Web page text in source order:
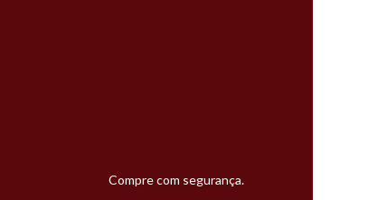
Compre com segurança.